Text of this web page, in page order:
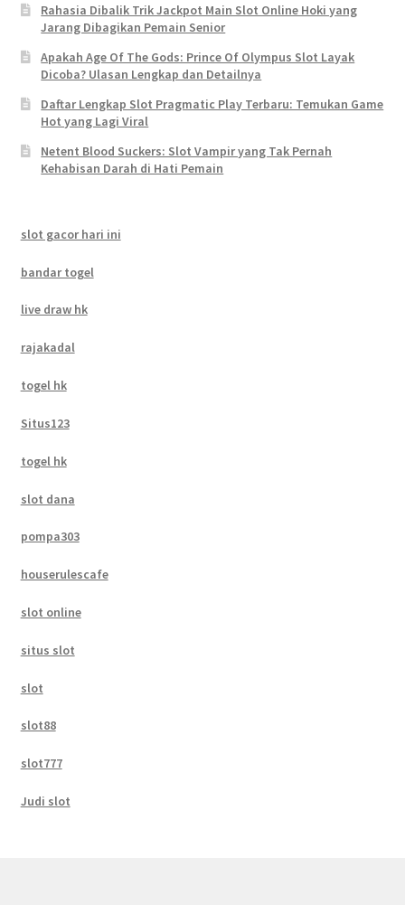
Rahasia Dibalik Trik Jackpot Main Slot Online Hoki yang
Jarang Dibagikan Pemain Senior
Apakah Age Of The Gods: Prince Of Olympus Slot Layak
Dicoba? Ulasan Lengkap dan Detailnya
Daftar Lengkap Slot Pragmatic Play Terbaru: Temukan Game
Hot yang Lagi Viral
Netent Blood Suckers: Slot Vampir yang Tak Pernah
Kehabisan Darah di Hati Pemain
slot gacor hari ini
bandar togel
live draw hk
rajakadal
togel hk
Situs123
togel hk
slot dana
pompa303
houserulescafe
slot online
situs slot
slot
slot88
slot777
Judi slot